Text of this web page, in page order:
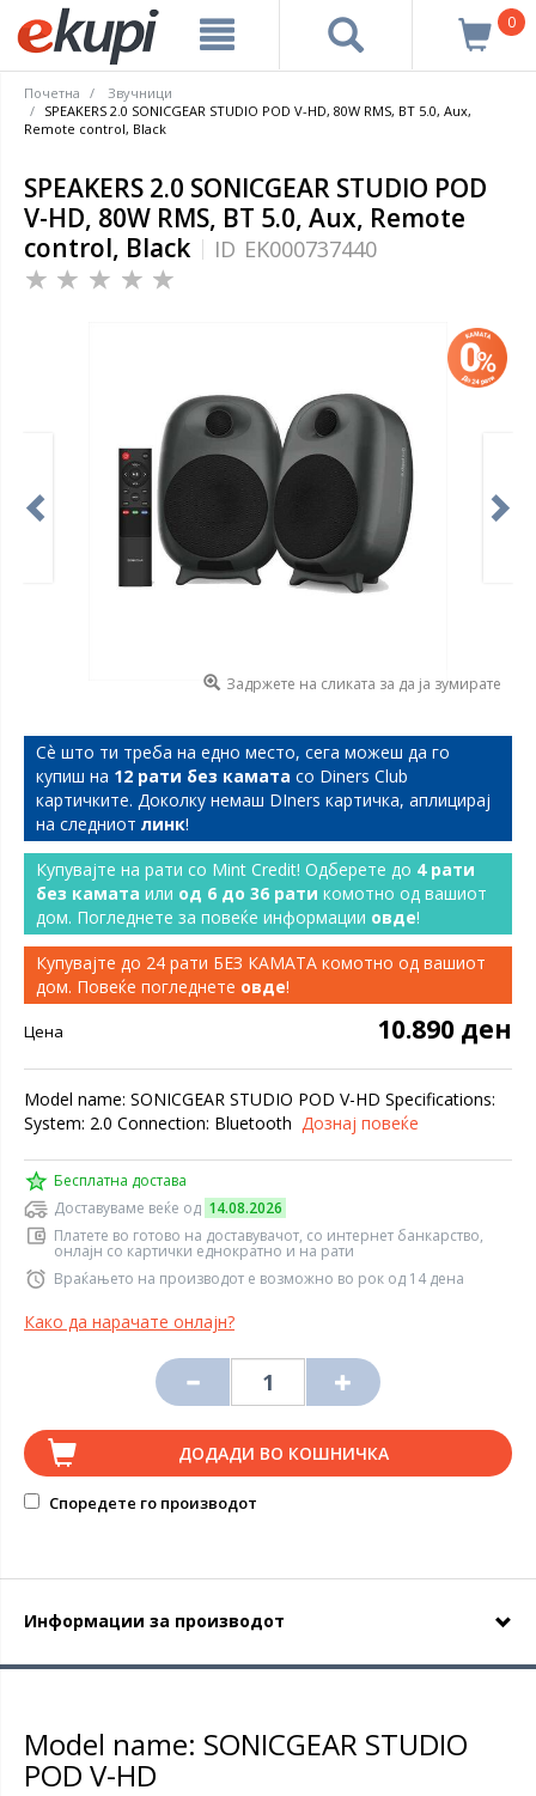
0
Почетна
Звучници
SPEAKERS 2.0 SONICGEAR STUDIO POD V-HD, 80W RMS, BT 5.0, Aux,
Remote control, Black
SPEAKERS 2.0 SONICGEAR STUDIO POD
V-HD, 80W RMS, BT 5.0, Aux, Remote
control, Black
ID EK000737440
Задржете на сликата за да ја зумирате
Сѐ што ти треба на едно место, сега можеш да го
купиш на 12 рати без камата со Diners Club
картичките. Доколку немаш DIners картичка, аплицирај
на следниот линк!
Купувајте на рати со Mint Credit! Одберете до 4 рати
без камата или од 6 до 36 рати комотно од вашиот
дом. Погледнете за повеќе информации овде!
Купувајте до 24 рати БЕЗ КАМАТА комотно од вашиот
дом. Повеќе погледнете овде!
Цена 10.890 ден
Model name: SONICGEAR STUDIO POD V-HD Specifications:
System: 2.0 Connection: Bluetooth Дознај повеќе
Бесплатна достава
Доставуваме веќе од 14.08.2026
Платете во готово на доставувачот, со интернет банкарство,
онлајн со картички еднократно и на рати
Враќањето на производот е возможно во рок од 14 дена
Како да нарачате онлајн?
ДОДАДИ ВО КОШНИЧКА
Споредете го производот
Информации за производот
Model name: SONICGEAR STUDIO
POD V-HD